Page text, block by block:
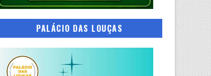
PALÁCIO DAS LOUÇAS